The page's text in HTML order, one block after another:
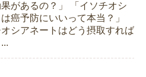
があるの？」 「イソチオシ
癌予防にいいって本当？」
オシアネートはどう摂取すれば